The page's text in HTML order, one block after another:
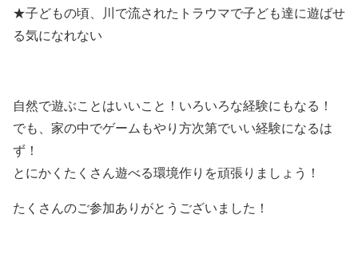
★子どもの頃、川で流されたトラウマで子ども達に遊ばせ
る気になれない
自然で遊ぶことはいいこと！いろいろな経験にもなる！
でも、家の中でゲームもやり方次第でいい経験になるは
ず！
とにかくたくさん遊べる環境作りを頑張りましょう！
たくさんのご参加ありがとうございました！